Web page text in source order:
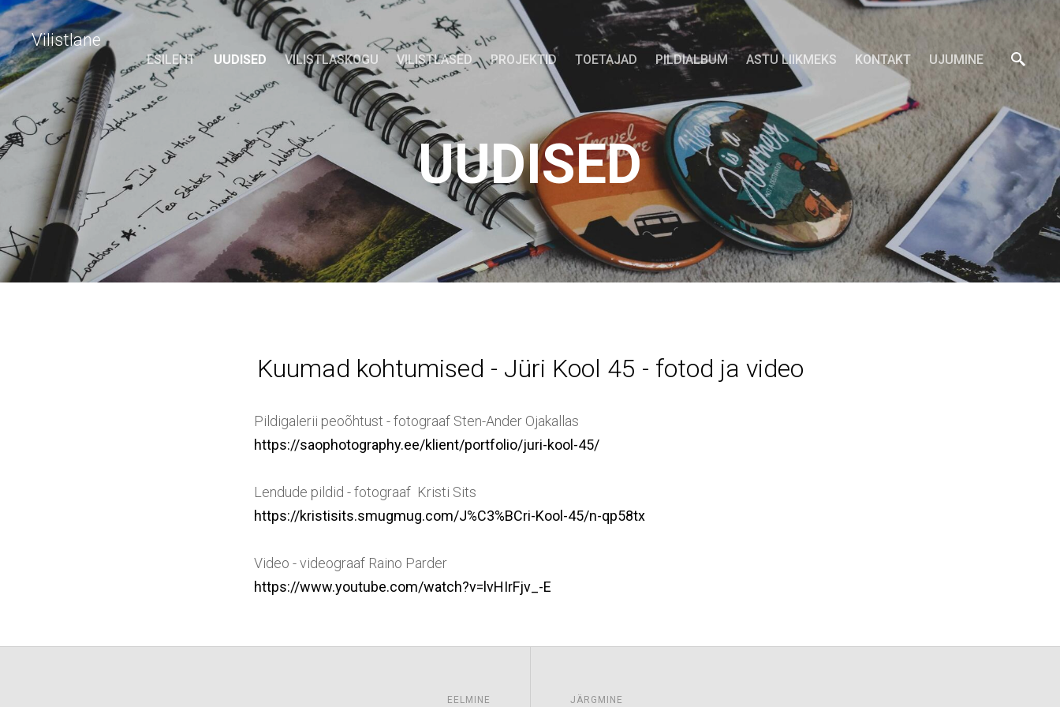
Vilistlane
ESILEHT UUDISED VILISTLASKOGU VILISTLASED PROJEKTID TOETAJAD PILDIALBUM ASTU LIIKMEKS KONTAKT UJUMINE
UUDISED
Kuumad kohtumised - Jüri Kool 45 - fotod ja video
Pildigalerii peoõhtust - fotograaf Sten-Ander Ojakallas
https://saophotography.ee/klient/portfolio/juri-kool-45/
Lendude pildid - fotograaf Kristi Sits
https://kristisits.smugmug.com/J%C3%BCri-Kool-45/n-qp58tx
Video - videograaf Raino Parder
https://www.youtube.com/watch?v=lvHIrFjv_-E
EELMINE JÄRGMINE